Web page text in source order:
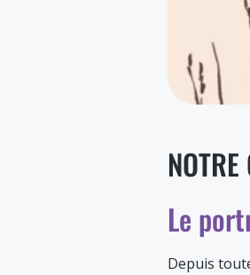
Le
Depuis